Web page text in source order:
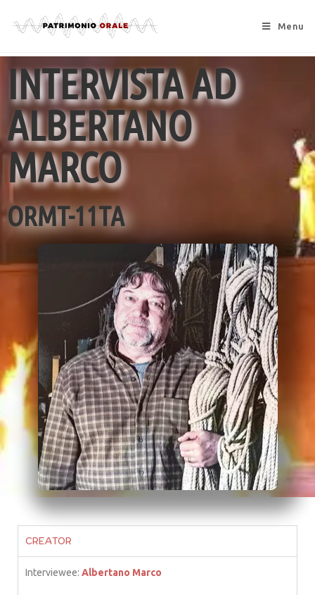
Menu
INTERVISTA AD
ALBERTANO
MARCO
ORMT-11TA
CREATOR
Interviewee: Albertano Marco